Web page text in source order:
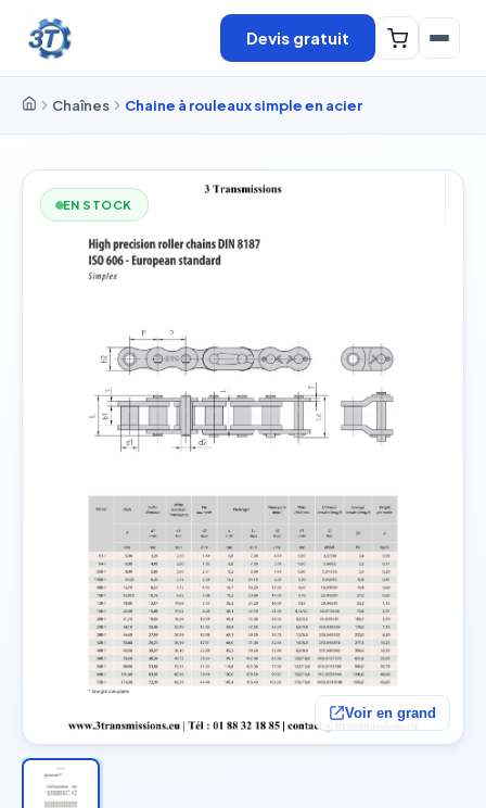
Devis gratuit
Chaînes Chaine à rouleaux simple en acier
EN STOCK
Voir en grand